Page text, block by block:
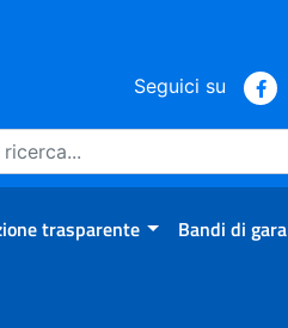
Seguici su
trasparente Bandi di gara